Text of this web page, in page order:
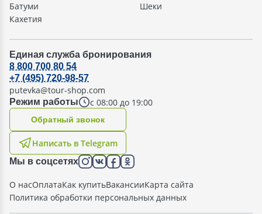
Батуми
Кахетия
Шеки
Единая служба бронирования
Режим работы с 08:00 до 19:00
8 800 700 80 54
+7 (495) 720-98-57
putevka@tour-shop.com
Написать в Telegram
Oбратный звонок
Мы в соцсетях
О насОплатаКак купитьВакансииКарта сайта
Политика обработки персональных данных